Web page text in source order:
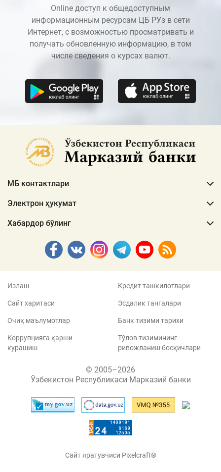
Online доступ к общедоступным
информационным ресурсам ЦБ РУз в сети
Интернет, с возможностью просматривать и
получать обновленную информацию, в том
числе сведения о курсах валют.
МБ контактлари
Электрон ҳукумат
Хабардор бўлинг
Излаш
Сайт харитаси
Очиқ маълумотлар
Коррупцияга қарши
курашиш
Кредит ташкилотлари
Эсдалик тангалари
Банк тизими тарихи
Тўлов тизимининг
ривожланиш босқичлари
© 2005–2026
Ўзбекистон Республикаси Марказий банки
Сайт яратувчиси Pixelcraft®